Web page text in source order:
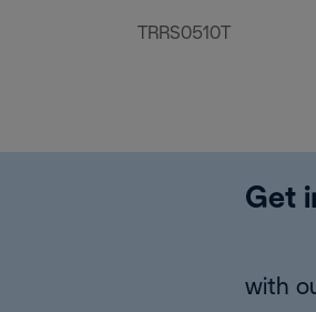
TRRS0510T
Get
with